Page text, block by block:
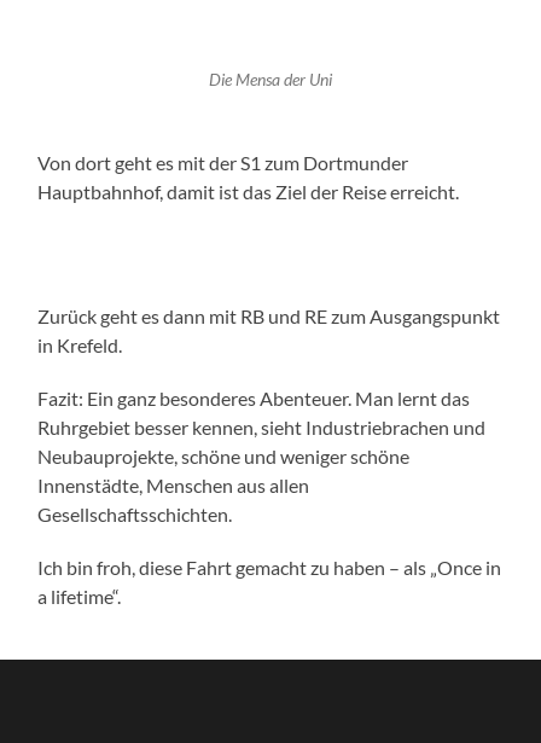
Die Mensa der Uni
Von dort geht es mit der S1 zum Dortmunder
Hauptbahnhof, damit ist das Ziel der Reise erreicht.
Zurück geht es dann mit RB und RE zum Ausgangspunkt
in Krefeld.
Fazit: Ein ganz besonderes Abenteuer. Man lernt das
Ruhrgebiet besser kennen, sieht Industriebrachen und
Neubauprojekte, schöne und weniger schöne
Innenstädte, Menschen aus allen
Gesellschaftsschichten.
Ich bin froh, diese Fahrt gemacht zu haben – als „Once in
a lifetime“.